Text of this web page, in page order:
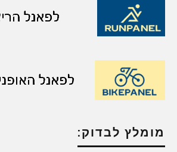
מומלץ לבדוק: